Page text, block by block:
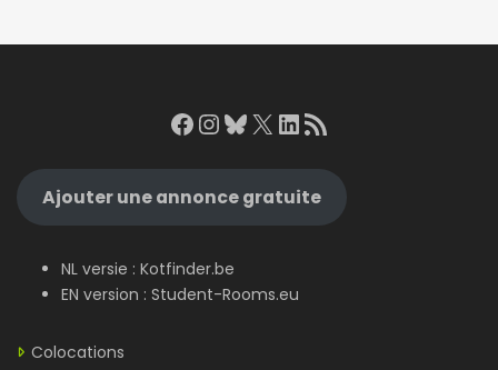
Facebook
Instagram
Bluesky
X LinkedIn
RSS Feed
Ajouter une annonce gratuite
NL versie : Kotfinder.be
EN version : Student-Rooms.eu
Colocations